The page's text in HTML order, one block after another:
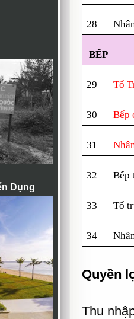
Dụng
28
BẾP
29 Tổ
30 Bếp
31
32 Bếp
33 Tổ
34
Quyền
Thu